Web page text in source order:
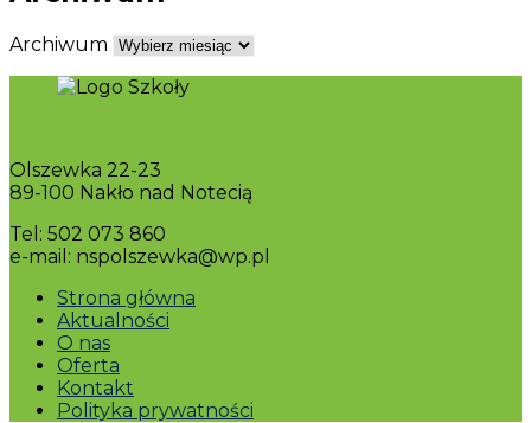
Archiwum
Olszewka 22-23
89-100 Nakło nad Notecią
Tel: 502 073 860
e-mail: nspolszewka@wp.pl
Strona główna
Aktualności
O nas
Oferta
Kontakt
Polityka prywatności